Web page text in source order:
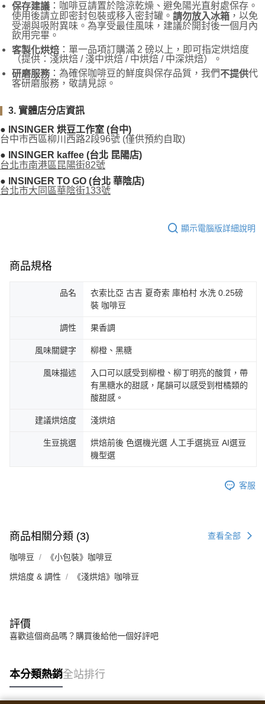
保存建議 ：咖啡豆請置於陰涼乾燥、避免陽光直射處保存。
使用後請立即密封包裝或移入密封罐。 請勿放入冰箱 ，以免
受潮與吸附異味。為享受最佳風味，建議於開封後一個月內
飲用完畢。
客製化烘焙 ：單一品項訂購滿 2 磅以上，即可指定烘焙度
（提供：淺烘焙 / 淺中烘焙 / 中烘焙 / 中深烘焙）。
研磨服務 ：為確保咖啡豆的鮮度與保存品質，我們不提供代
客研磨服務，敬請見諒。
3. 實體店分店資訊
● INSINGER 烘豆工作室 (台中)
台中市西區柳川西路2段96號 (僅供預約自取)
● INSINGER kaffee (台北 昆陽店)
台北市南港區昆陽街82號
● INSINGER TO GO (台北 華陰店)
台北市大同區華陰街133號
顯示電腦版詳細說明
商品規格
品名
衣索比亞 古吉 夏奇索 庫柏村 水洗 0.25磅
裝 咖啡豆
調性 果香調
風味關鍵字 柳橙、黑糖
風味描述
入口可以感受到柳橙、柳丁明亮的酸質，帶
有黑糖水的甜感，尾韻可以感受到柑橘類的
酸甜感。
建議烘焙度 淺烘焙
生豆挑選
烘焙前後 色選機光選 人工手選挑豆 AI選豆
機型選
客服
商品相關分類 (3) 查看全部
咖啡豆 《小包裝》咖啡豆
烘焙度 & 調性 《淺烘焙》咖啡豆
評價
喜歡這個商品嗎？購買後給他一個好評吧
本分類熱銷全站排行